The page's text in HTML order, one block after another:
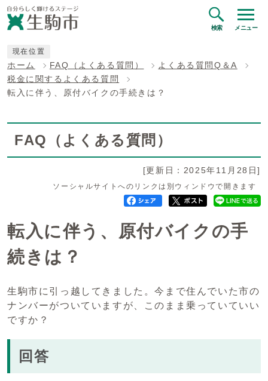
検索 メニュー
現在位置
ホーム FAQ（よくある質問）
よくある質問Q＆A
税金に関するよくある質問
転入に伴う、原付バイクの手続きは？
FAQ（よくある質問）
[更新日：2025年11月28日]
ソーシャルサイトへのリンクは別ウィンドウで開きます
転入に伴う、原付バイクの手
続きは？
生駒市に引っ越してきました。今まで住んでいた市の
ナンバーがついていますが、このまま乗っていていい
ですか？
回答